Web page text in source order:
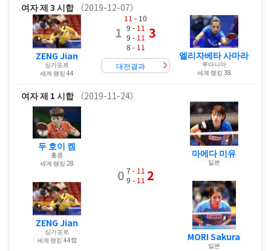
여자제 3 시합 （2019-12-07）
ZENG Jian
싱가포르
세계 랭킹 44
1
11 - 10
9 - 11
9 - 11
8 - 11
3
대전결과
엘리자베타 사마라
루마니아
세계 랭킹 38
여자제 1 시합 （2019-11-24）
두 호이 켐
홍콩
세계 랭킹 28
ZENG Jian
싱가포르
세계 랭킹 44位
0 7 - 11
9 - 11 2
마에다 미유
일본
MORI Sakura
일본